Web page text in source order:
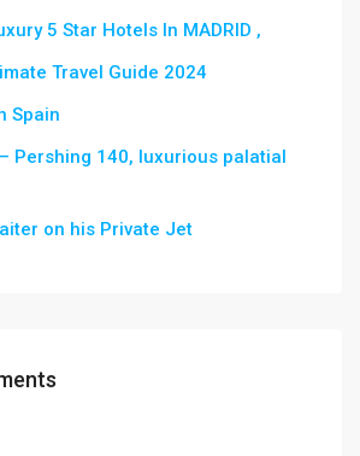
5 Star Hotels In MADRID ,
Travel Guide 2024
Spain
Pershing 140, luxurious palatial
on his Private Jet